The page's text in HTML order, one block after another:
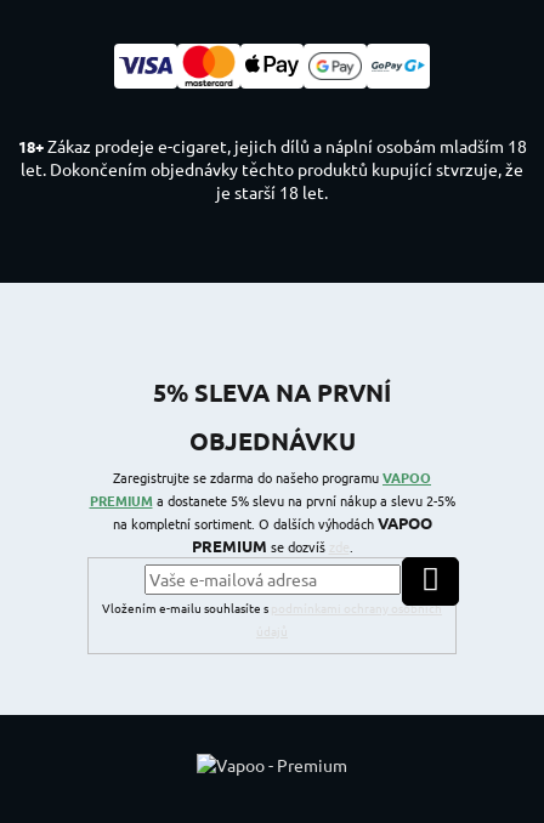
18+Zákaz prodeje e-cigaret, jejich dílů a náplní osobám mladším 18
let. Dokončením objednávky těchto produktů kupující stvrzuje, že
je starší 18 let.
5% SLEVA NA PRVNÍ
OBJEDNÁVKU
Zaregistrujte se zdarma do našeho programuVAPOO
PREMIUM a dostanete 5% slevu na první nákup a slevu 2-5%
na kompletní sortiment. O dalších výhodáchVAPOO
PREMIUM se dozvíš
Vložením e-mailu souhlasíte s
podmínkami ochrany osobních